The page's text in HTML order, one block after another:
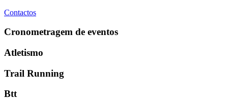
Contactos
Cronometragem de eventos
Atletismo
Trail Running
Btt